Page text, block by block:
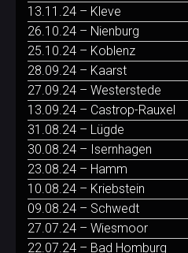
13.11.24 – Kleve
26.10.24 – Nienburg
25.10.24 – Koblenz
28.09.24 – Kaarst
27.09.24 – Westerstede
13.09.24 – Castrop-Rauxel
31.08.24 – Lügde
30.08.24 – Isernhagen
23.08.24 – Hamm
10.08.24 – Kriebstein
09.08.24 – Schwedt
27.07.24 – Wiesmoor
22.07.24 – Bad Homburg